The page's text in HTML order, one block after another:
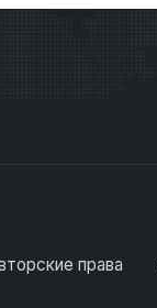
права